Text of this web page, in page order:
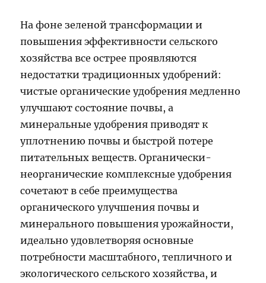
На фоне зеленой трансформации и
повышения эффективности сельского
хозяйства все острее проявляются
недостатки традиционных удобрений:
чистые органические удобрения медленно
улучшают состояние почвы, а
минеральные удобрения приводят к
уплотнению почвы и быстрой потере
питательных веществ. Органически-
неорганические комплексные удобрения
сочетают в себе преимущества
органического улучшения почвы и
минерального повышения урожайности,
идеально удовлетворяя основные
потребности масштабного, тепличного и
экологического сельского хозяйства, и